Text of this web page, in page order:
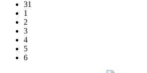
31
1
2
3
4
5
6